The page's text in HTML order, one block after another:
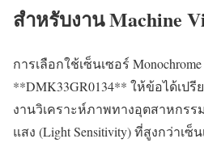
สำหรับงาน Machine
การเลือกใช้เซ็นเซอร์
**DMK33GR0134** ให้ข้อได้เป
งานวิเคราะห์ภาพทางอุตสาหกร
แสง (Light Sensitivity) ที่สูงกว่าเซ็